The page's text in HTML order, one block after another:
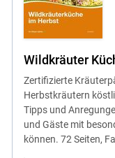
Wildkräuter
Zertifizierte
Herbstkräutern
Tipps und
und Gäste mit
können. 72 Seiten,